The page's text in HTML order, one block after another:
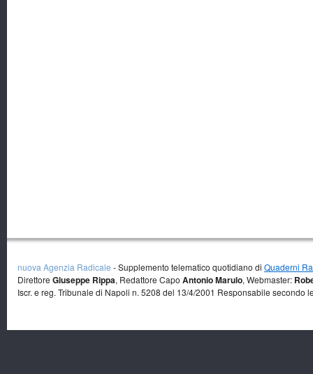
nuova Agenzia Radicale - Supplemento telematico quotidiano di Quaderni
Direttore Giuseppe Rippa, Redattore Capo Antonio Marulo, Webmaster:
Iscr. e reg. Tribunale di Napoli n. 5208 del 13/4/2001 Responsabile secondo